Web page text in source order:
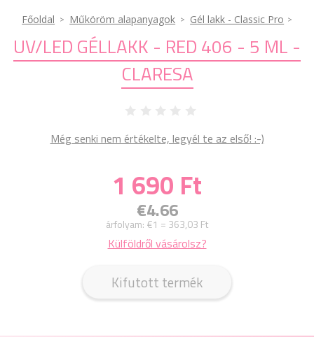
Főoldal Műköröm alapanyagok Gél lakk - Classic Pro
UV/LED GÉLLAKK - RED 406 - 5 ML -
CLARESA
Még senki nem értékelte, legyél te az első! :-)
1 690 Ft
€4.66
árfolyam: €1 = 363,03 Ft
Külföldről vásárolsz?
Kifutott termék